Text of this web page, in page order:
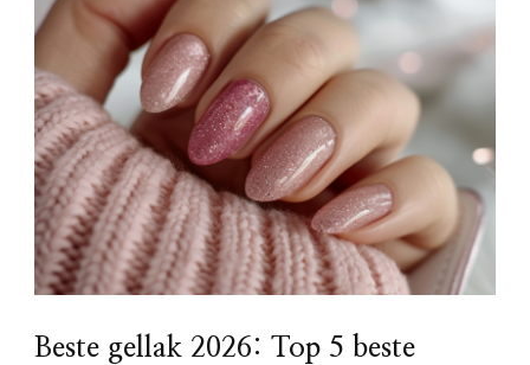
Beste gellak 2026: Top 5 beste